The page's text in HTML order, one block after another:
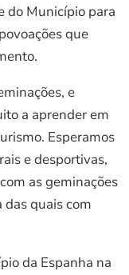
do Município para
que
e
a aprender em
Esperamos
e desportivas,
as geminações
quais com
da Espanha na